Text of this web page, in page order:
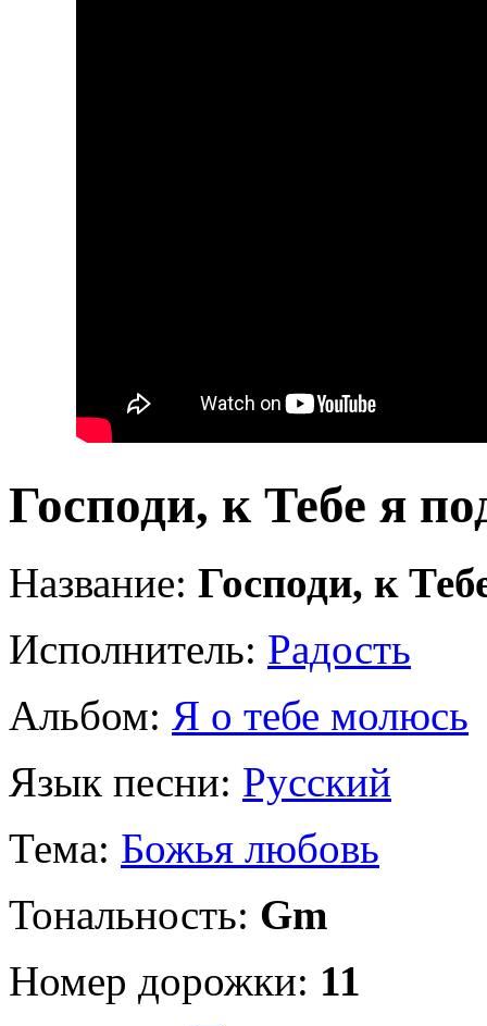
Господи, к Тебе я
Название: Господи, к
Исполнитель: Радость
Альбом: Я о тебе молюсь
Язык песни: Русский
Тема: Божья любовь
Тональность: Gm
Номер дорожки: 11